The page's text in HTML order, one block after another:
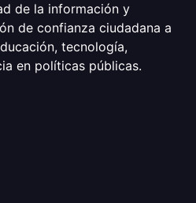
de la información y
de confianza ciudadana a
tecnología,
en políticas públicas.